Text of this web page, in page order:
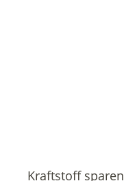
Kraftstoff sparen